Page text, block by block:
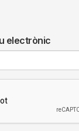
electrònic